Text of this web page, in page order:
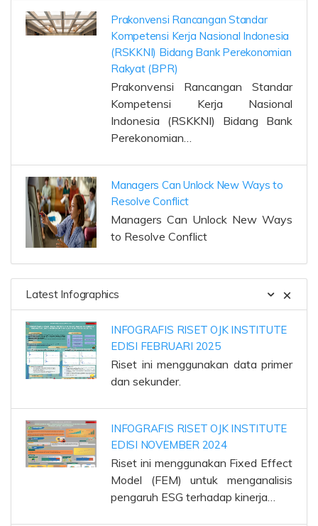
Prakonvensi Rancangan Standar
Kompetensi Kerja Nasional Indonesia
(RSKKNI) Bidang Bank Perekonomian
Rakyat (BPR)
Prakonvensi Rancangan Standar
Kompetensi Kerja Nasional
Indonesia (RSKKNI) Bidang Bank
Perekonomian…
Managers Can Unlock New Ways to
Resolve Conflict
Managers Can Unlock New Ways
to Resolve Conflict
Latest Infographics
INFOGRAFIS RISET OJK INSTITUTE
EDISI FEBRUARI 2025
Riset ini menggunakan data primer
dan sekunder.
INFOGRAFIS RISET OJK INSTITUTE
EDISI NOVEMBER 2024
Riset ini menggunakan Fixed Effect
Model (FEM) untuk menganalisis
pengaruh ESG terhadap kinerja…